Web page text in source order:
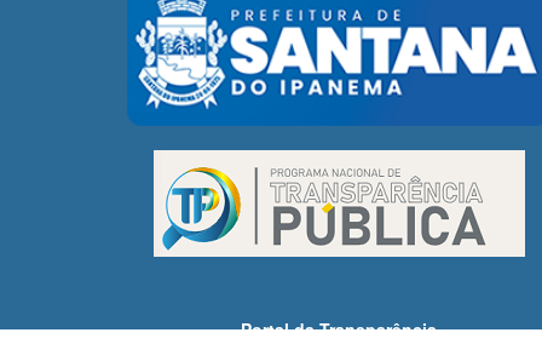
Portal da Transparência